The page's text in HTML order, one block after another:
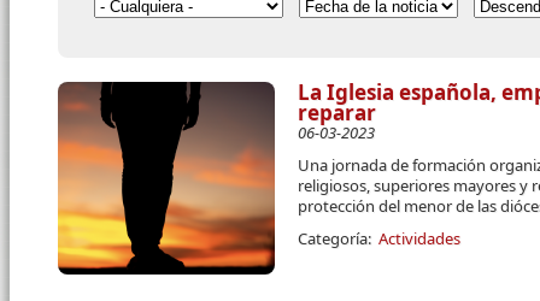
La Iglesia española,
reparar
06-03-2023
Una jornada de formación
religiosos, superiores mayores y
protección del menor de las
Categoría: Actividades